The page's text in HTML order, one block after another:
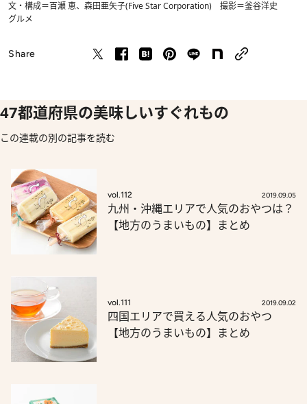
文・構成＝百瀬 恵、森田亜矢子(Five Star Corporation) 撮影＝釜谷洋史
グルメ
Share
47都道府県の美味しいすぐれもの
この連載の別の記事を読む
vol.112 2019.09.05
九州・沖縄エリアで人気のおやつは？
【地方のうまいもの】まとめ
vol.111 2019.09.02
四国エリアで買える人気のおやつ
【地方のうまいもの】まとめ